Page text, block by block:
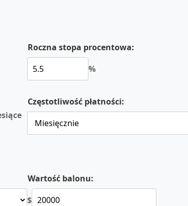
Roczna stopa procentowa:
%
Częstotliwość płatności:
Wartość balonu:
$